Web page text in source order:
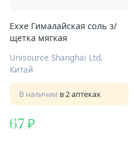
Exxe Гималайская соль з/
щетка мягкая
Unisource Shanghai Ltd.
Китай
В наличии в 2 аптеках
67